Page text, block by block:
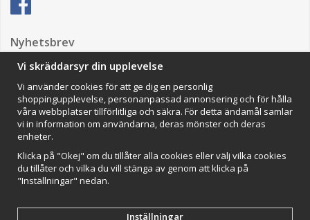
Nyhetsbrev
Impressum
VAMOS Commerce AB
Organisationsnummer: 559502-0453
Vi skräddarsyr din upplevelse
Vi använder cookies för att ge dig en personlig
shoppingupplevelse, personanpassad annonsering och för hålla
våra webbplatser tillförlitliga och säkra. För detta ändamål samlar
vi in information om användarna, deras mönster och deras
enheter.
Klicka på "Okej" om du tillåter alla cookies eller välj vilka cookies
du tillåter och vilka du vill stänga av genom att klicka på
"Inställningar" nedan.
Inställningar